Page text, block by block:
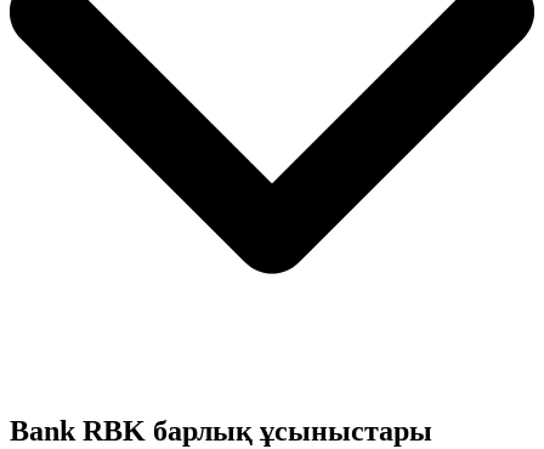
Bank RBK барлық ұсыныстары